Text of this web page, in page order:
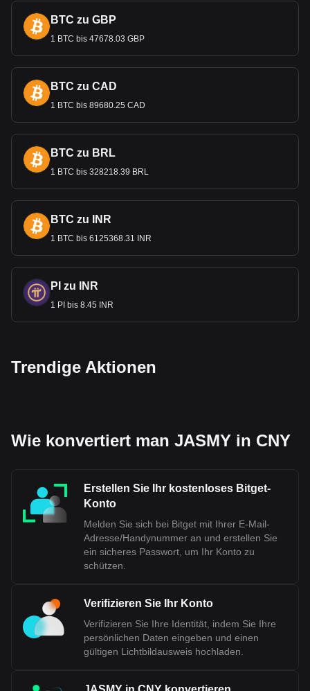
BTC zu GBP
1 BTC bis 47678.03 GBP
BTC zu CAD
1 BTC bis 89680.25 CAD
BTC zu BRL
1 BTC bis 328218.39 BRL
BTC zu INR
1 BTC bis 6125368.31 INR
PI zu INR
1 PI bis 8.45 INR
Trendige Aktionen
Wie konvertiert man JASMY in CNY
Erstellen Sie Ihr kostenloses Bitget-
Konto
Melden Sie sich bei Bitget mit Ihrer E-Mail-
Adresse/Handynummer an und erstellen Sie
ein sicheres Passwort, um Ihr Konto zu
schützen.
Verifizieren Sie Ihr Konto
Verifizieren Sie Ihre Identität, indem Sie Ihre
persönlichen Daten eingeben und einen
gültigen Lichtbildausweis hochladen.